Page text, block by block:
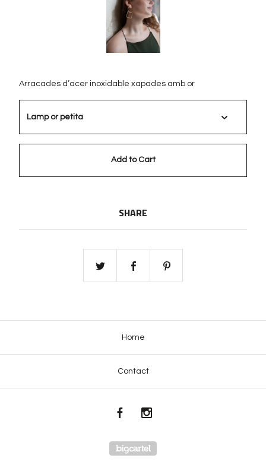
Arracades d’acer inoxidable xapades amb or
Add to Cart
SHARE
Home
Contact